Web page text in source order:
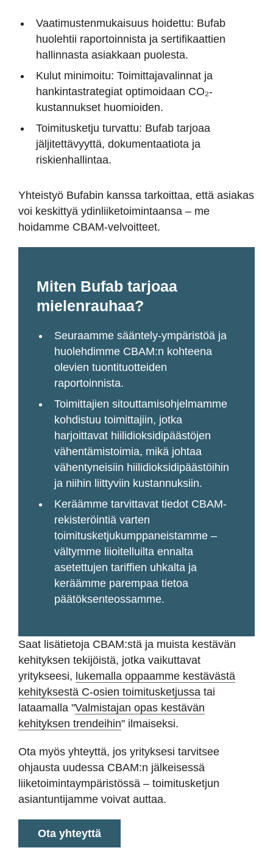
Vaatimustenmukaisuus hoidettu: Bufab
huolehtii raportoinnista ja sertifikaattien
hallinnasta asiakkaan puolesta.
Kulut minimoitu: Toimittajavalinnat ja
hankintastrategiat optimoidaan CO₂-
kustannukset huomioiden.
Toimitusketju turvattu: Bufab tarjoaa
jäljitettävyyttä, dokumentaatiota ja
riskienhallintaa.
Yhteistyö Bufabin kanssa tarkoittaa, että asiakas
voi keskittyä ydinliiketoimintaansa – me
hoidamme CBAM-velvoitteet.
Miten Bufab tarjoaa
mielenrauhaa?
Seuraamme sääntely-ympäristöä ja
huolehdimme CBAM:n kohteena
olevien tuontituotteiden
raportoinnista.
Toimittajien sitouttamisohjelmamme
kohdistuu toimittajiin, jotka
harjoittavat hiilidioksidipäästöjen
vähentämistoimia, mikä johtaa
vähentyneisiin hiilidioksidipäästöihin
ja niihin liittyviin kustannuksiin.
Keräämme tarvittavat tiedot CBAM-
rekisteröintiä varten
toimitusketjukumppaneistamme –
vältymme liioitelluilta ennalta
asetettujen tariffien uhkalta ja
keräämme parempaa tietoa
päätöksenteossamme.
Saat lisätietoja CBAM:stä ja muista kestävän
kehityksen tekijöistä, jotka vaikuttavat
yritykseesi, lukemalla oppaamme kestävästä
kehityksestä C-osien toimitusketjussa tai
lataamalla "Valmistajan opas kestävän
kehityksen trendeihin" ilmaiseksi.
Ota myös yhteyttä, jos yrityksesi tarvitsee
ohjausta uudessa CBAM:n jälkeisessä
liiketoimintaympäristössä – toimitusketjun
asiantuntijamme voivat auttaa.
Ota yhteyttä